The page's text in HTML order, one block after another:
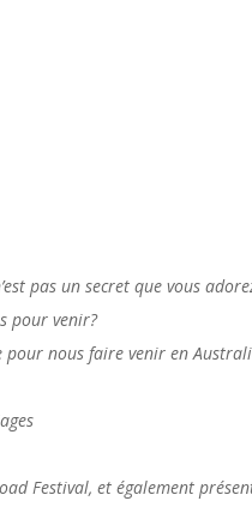
pas un secret que vous
pour venir?
nous faire venir en
Festival, et également